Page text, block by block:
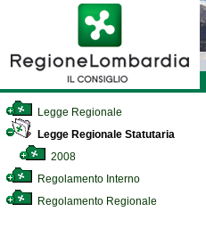
Legge Regionale
Legge Regionale Statutaria
2008
Regolamento Interno
Regolamento Regionale